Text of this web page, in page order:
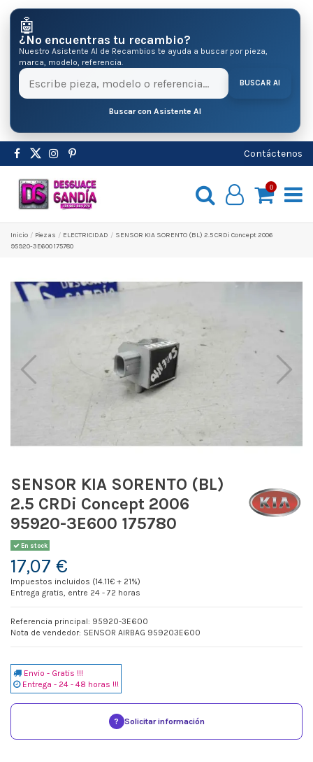
🤖
¿No encuentras tu recambio?
Nuestro Asistente AI de Recambios te ayuda a buscar por pieza,
marca, modelo, referencia.
BUSCAR AI
Buscar con Asistente AI
Contáctenos
0
Inicio Pіezas ELECTRICIDAD
SENSOR KIA SORENTO (BL) 2.5 CRDi Concept 2006
95920-3E600 175780
SENSOR KIA SORENTO (BL)
2.5 CRDi Concept 2006
95920-3E600 175780
En stock
17,07 €
Impuestos incluidos (14.11€ + 21%)
Entrega gratis, entre 24 - 72 horas
Referencia principal: 95920-3E600
Nota de vendedor: SENSOR AIRBAG 959203E600
Envio - Gratis !!!
Entrega - 24 - 48 horas !!!
? Solicitar información